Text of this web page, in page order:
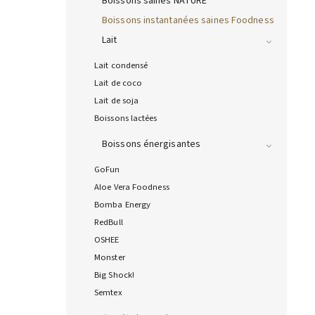
Boissons instantanées saines Foodness
Lait
Lait condensé
Lait de coco
Lait de soja
Boissons lactées
Boissons énergisantes
GoFun
Aloe Vera Foodness
Bomba Energy
RedBull
OSHEE
Monster
Big Shock!
Semtex